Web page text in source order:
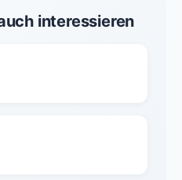
interessieren